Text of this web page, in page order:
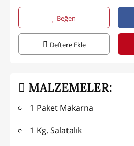
Beğen
Deftere Ekle
MALZEMELER:
1 Paket Makarna
1 Kg. Salatalık